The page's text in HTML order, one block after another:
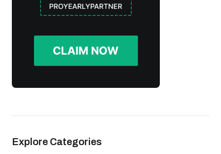
Explore Categories